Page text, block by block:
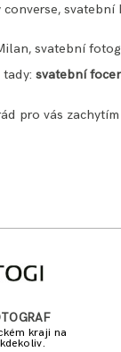
converse, svatební
svatební
tady: svatební
pro vás
kraji na